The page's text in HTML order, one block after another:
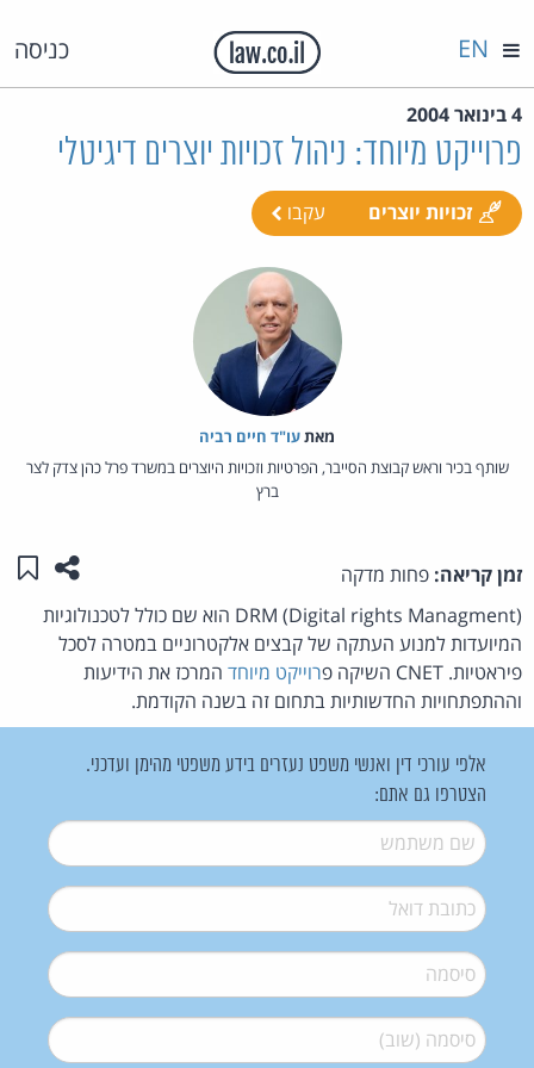
כניסה EN
4 בינואר 2004
פרוייקט מיוחד: ניהול זכויות יוצרים דיגיטלי
זכויות יוצרים עקבו
מאת‏עו"ד חיים רביה
שותף בכיר וראש קבוצת הסייבר, הפרטיות וזכויות היוצרים במשרד פרל כהן צדק לצר
ברץ
זמן קריאה: פחות מדקה שתפו
DRM (Digital rights Managment) הוא שם כולל לטכנולוגיות
המיועדות למנוע העתקה של קבצים אלקטרוניים במטרה לסכל
פיראטיות. CNET השיקה פ
רוייקט מיוחד המרכז את הידיעות
וההתפתחויות החדשותיות בתחום זה בשנה הקודמת.
אלפי עורכי דין ואנשי משפט נעזרים בידע משפטי מהימן ועדכני.
הצטרפו גם אתם:
שם משתמש*
דואל*
סיסמה*
סיסמה (שוב)*